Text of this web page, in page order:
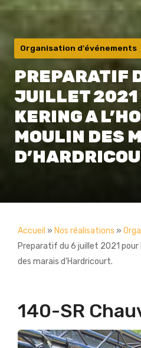
Organisation d'événements
PREPARATIF
JUILLET 2021
KERING A
MOULIN DES
Accueil » Nos réalisations »
Preparatif du 6 juillet 2021 pour
des marais d’Hardricourt.
140-SR